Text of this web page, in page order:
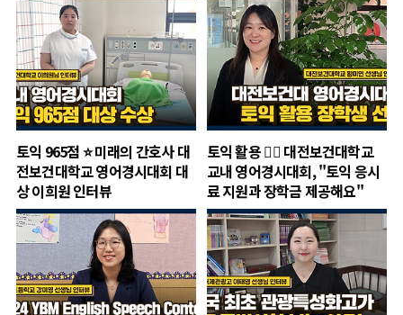
토익 965점 ⭐ 미래의 간호사 대
전보건대학교 영어경시대회 대
상 이희원 인터뷰
토익 활용 👉🏻 대전보건대학교
교내 영어경시대회, "토익 응시
료 지원과 장학금 제공해요"